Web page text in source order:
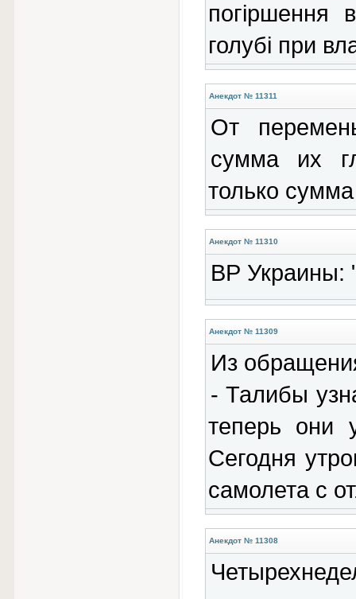
погіршення
голубі при
Анекдот № 11311
От
сумма их
только сумма
Анекдот № 11310
ВР Украины:
Анекдот № 11309
Из
- Талибы
теперь они
Сегодня
самолета с
Анекдот № 11308